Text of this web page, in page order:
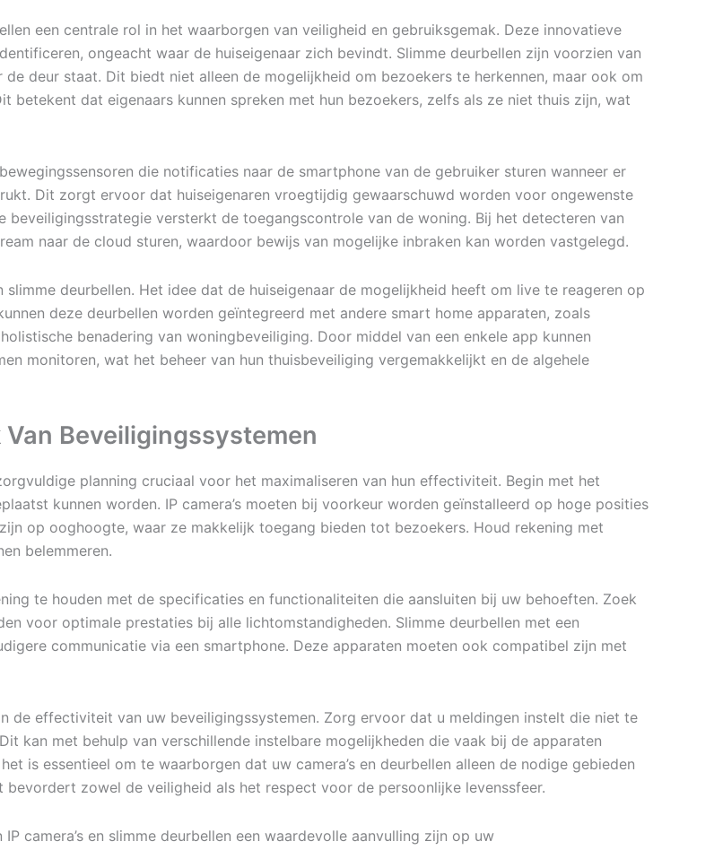
een centrale rol in het waarborgen van veiligheid en gebruiksgemak. Deze innovatieve
ongeacht waar de huiseigenaar zich bevindt. Slimme deurbellen zijn voorzien van
deur staat. Dit biedt niet alleen de mogelijkheid om bezoekers te herkennen, maar ook om
dat eigenaars kunnen spreken met hun bezoekers, zelfs als ze niet thuis zijn, wat
die notificaties naar de smartphone van de gebruiker sturen wanneer er
Dit zorgt ervoor dat huiseigenaren vroegtijdig gewaarschuwd worden voor ongewenste
beveiligingsstrategie versterkt de toegangscontrole van de woning. Bij het detecteren van
naar de cloud sturen, waardoor bewijs van mogelijke inbraken kan worden vastgelegd.
deurbellen. Het idee dat de huiseigenaar de mogelijkheid heeft om live te reageren op
deze deurbellen worden geïntegreerd met andere smart home apparaten, zoals
benadering van woningbeveiliging. Door middel van een enkele app kunnen
monitoren, wat het beheer van hun thuisbeveiliging vergemakkelijkt en de algehele
Beveiligingssystemen
planning cruciaal voor het maximaliseren van hun effectiviteit. Begin met het
kunnen worden. IP camera’s moeten bij voorkeur worden geïnstalleerd op hoge posities
op ooghoogte, waar ze makkelijk toegang bieden tot bezoekers. Houd rekening met
belemmeren.
te houden met de specificaties en functionaliteiten die aansluiten bij uw behoeften. Zoek
voor optimale prestaties bij alle lichtomstandigheden. Slimme deurbellen met een
communicatie via een smartphone. Deze apparaten moeten ook compatibel zijn met
de effectiviteit van uw beveiligingssystemen. Zorg ervoor dat u meldingen instelt die niet te
kan met behulp van verschillende instelbare mogelijkheden die vaak bij de apparaten
is essentieel om te waarborgen dat uw camera’s en deurbellen alleen de nodige gebieden
zowel de veiligheid als het respect voor de persoonlijke levenssfeer.
camera’s en slimme deurbellen een waardevolle aanvulling zijn op uw